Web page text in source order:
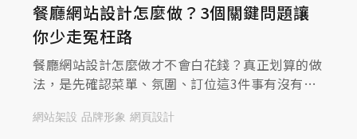
餐廳網站設計怎麼做？3個關鍵問題讓
你少走冤枉路
餐廳網站設計怎麼做才不會白花錢？真正划算的做
法，是先確認菜單、氛圍、訂位這3件事有沒有讓
客人！接下來，我們從以下3個層面出發，一起來
網站架設 品牌形象 網頁設計